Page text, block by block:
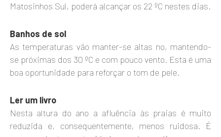
Matosinhos Sul, poderá alcançar os 22 ºC nestes dias.
Banhos de sol
As temperaturas vão manter-se altas no, mantendo-
se próximas dos 30 ºC e com pouco vento. Esta é uma
boa oportunidade para reforçar o tom de pele.
Ler um livro
Nesta altura do ano a afluência às praias é muito
reduzida e, consequentemente, menos ruidosa. É